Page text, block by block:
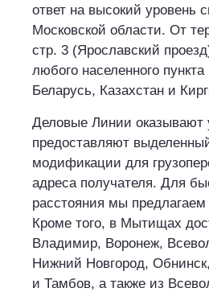
ответ на высокий уровень
Московской области. От
стр. 3 (Ярославский
любого населенного
Беларусь, Казахстан и
Деловые Линии оказывают
предоставляют
модификации для
адреса получателя. Для
расстояния мы предлагаем
Кроме того, в Мытищах
Владимир, Воронеж,
Нижний Новгород,
и Тамбов, а также из